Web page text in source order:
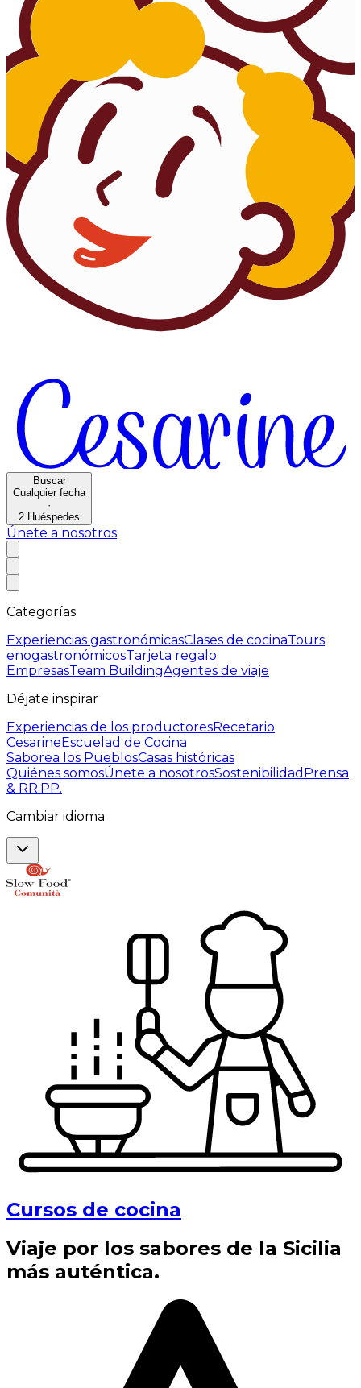
Buscar
Cualquier fecha
·
2 Huéspedes
Únete a nosotros
Categorías
Experiencias gastronómicasClases de cocinaTours
enogastronómicosTarjeta regalo
EmpresasTeam BuildingAgentes de viaje
Déjate inspirar
Experiencias de los productoresRecetario
CesarineEscuelad de Cocina
Saborea los PueblosCasas históricas
Quiénes somosÚnete a nosotrosSostenibilidad Prensa
& RR.PP.
Cambiar idioma
Cursos de cocina
Viaje por los sabores de la Sicilia
más auténtica.